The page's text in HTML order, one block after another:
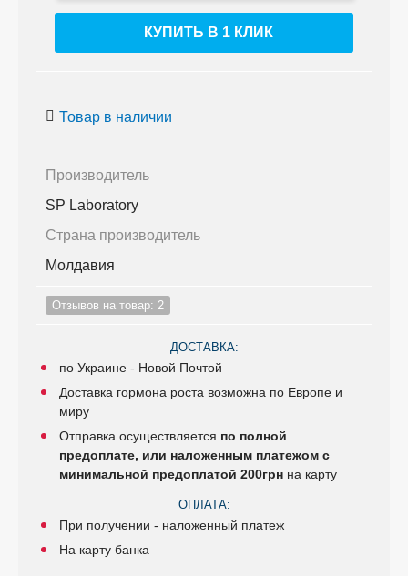
КУПИТЬ В 1 КЛИК
Товар в наличии
Производитель
SP Laboratory
Страна производитель
Молдавия
Отзывов на товар: 2
ДОСТАВКА:
по Украине - Новой Почтой
Доставка гормона роста возможна по Европе и
миру
Отправка осуществляется по полной
предоплате, или наложенным платежом с
минимальной предоплатой 200грн на карту
ОПЛАТА:
При получении - наложенный платеж
На карту банка